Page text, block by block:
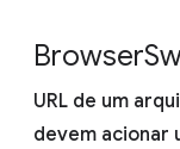
Incluir
Browser
URL de um
devem acionar